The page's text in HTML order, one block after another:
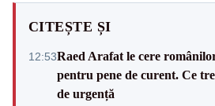
CITEȘTE ȘI
12:53Raed Arafat le cere
pentru pene de curent. Ce
de urgență